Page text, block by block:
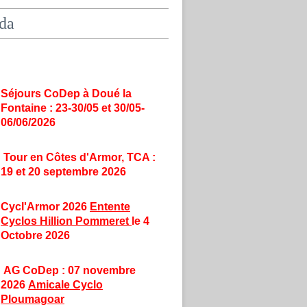
Séjours CoDep à Doué la
Fontaine : 23-30/05 et 30/05-
06/06/2026
Tour en Côtes d'Armor, TCA :
19 et 20 septembre 2026
Cycl'Armor 2026 Entente
Cyclos Hillion Pommeret le 4
Octobre 2026
AG CoDep : 07 novembre
2026 Amicale Cyclo
Ploumagoar